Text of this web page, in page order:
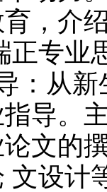
，介
正专业
：从
导。
文的
文设计